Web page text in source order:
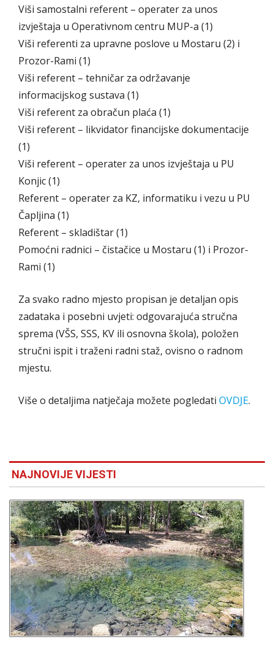
Viši samostalni referent – operater za unos
izvještaja u Operativnom centru MUP-a (1)
Viši referenti za upravne poslove u Mostaru (2) i
Prozor-Rami (1)
Viši referent – tehničar za održavanje
informacijskog sustava (1)
Viši referent za obračun plaća (1)
Viši referent – likvidator financijske dokumentacije
(1)
Viši referent – operater za unos izvještaja u PU
Konjic (1)
Referent – operater za KZ, informatiku i vezu u PU
Čapljina (1)
Referent – skladištar (1)
Pomoćni radnici – čistačice u Mostaru (1) i Prozor-
Rami (1)
Za svako radno mjesto propisan je detaljan opis
zadataka i posebni uvjeti: odgovarajuća stručna
sprema (VŠS, SSS, KV ili osnovna škola), položen
stručni ispit i traženi radni staž, ovisno o radnom
mjestu.
Više o detaljima natječaja možete pogledati OVDJE.
NAJNOVIJE VIJESTI